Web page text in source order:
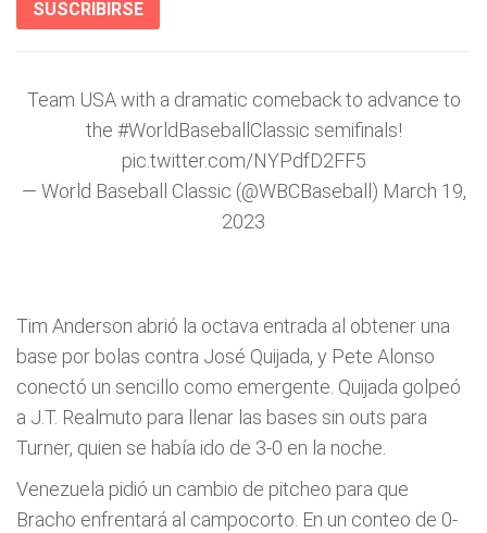
SUSCRIBIRSE
Team USA with a dramatic comeback to advance to
the #WorldBaseballClassic semifinals!
pic.twitter.com/NYPdfD2FF5
— World Baseball Classic (@WBCBaseball) March 19,
2023
Tim Anderson abrió la octava entrada al obtener una
base por bolas contra José Quijada, y Pete Alonso
conectó un sencillo como emergente. Quijada golpeó
a J.T. Realmuto para llenar las bases sin outs para
Turner, quien se había ido de 3-0 en la noche.
Venezuela pidió un cambio de pitcheo para que
Bracho enfrentará al campocorto. En un conteo de 0-